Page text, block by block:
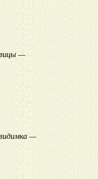
—
—